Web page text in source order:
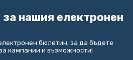
нашия електронен
бюлетин, за да бъдете
кампании и възможности!